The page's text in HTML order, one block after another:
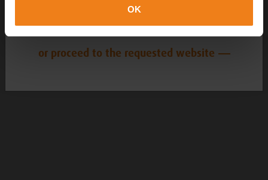
OK
or proceed to the requested website